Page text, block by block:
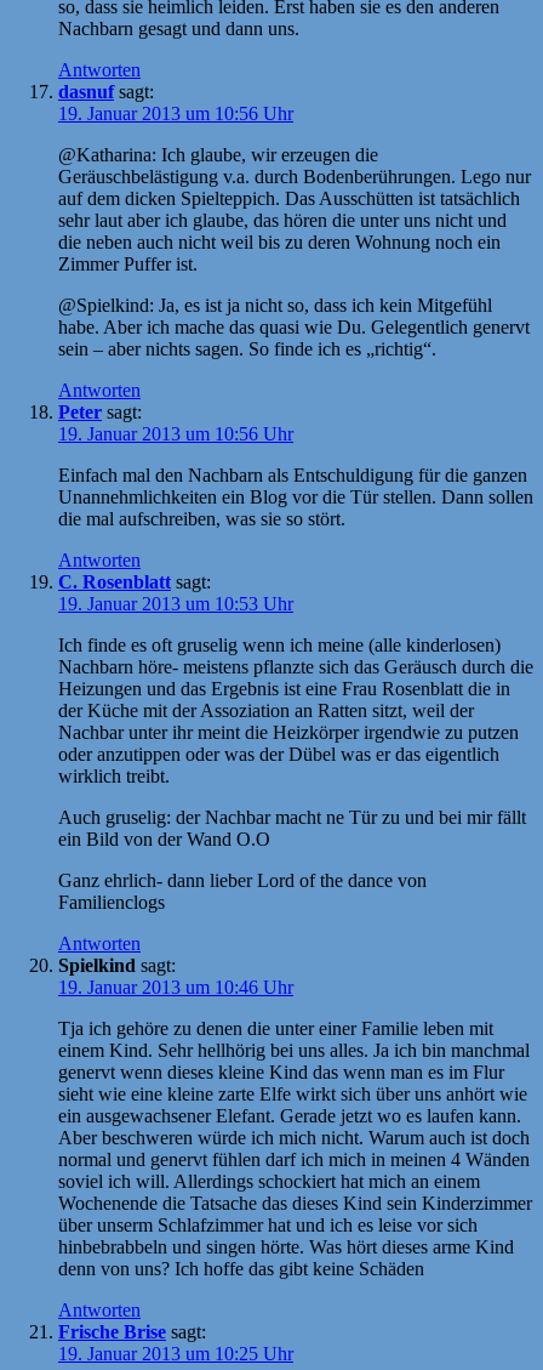
so, dass sie heimlich leiden. Erst haben sie es den anderen
Nachbarn gesagt und dann uns.
Antworten
dasnuf sagt:
19. Januar 2013 um 10:56 Uhr
@Katharina: Ich glaube, wir erzeugen die
Geräuschbelästigung v.a. durch Bodenberührungen. Lego nur
auf dem dicken Spielteppich. Das Ausschütten ist tatsächlich
sehr laut aber ich glaube, das hören die unter uns nicht und
die neben auch nicht weil bis zu deren Wohnung noch ein
Zimmer Puffer ist.
@Spielkind: Ja, es ist ja nicht so, dass ich kein Mitgefühl
habe. Aber ich mache das quasi wie Du. Gelegentlich genervt
sein – aber nichts sagen. So finde ich es „richtig“.
Antworten
Peter sagt:
19. Januar 2013 um 10:56 Uhr
Einfach mal den Nachbarn als Entschuldigung für die ganzen
Unannehmlichkeiten ein Blog vor die Tür stellen. Dann sollen
die mal aufschreiben, was sie so stört.
Antworten
C. Rosenblatt sagt:
19. Januar 2013 um 10:53 Uhr
Ich finde es oft gruselig wenn ich meine (alle kinderlosen)
Nachbarn höre- meistens pflanzte sich das Geräusch durch die
Heizungen und das Ergebnis ist eine Frau Rosenblatt die in
der Küche mit der Assoziation an Ratten sitzt, weil der
Nachbar unter ihr meint die Heizkörper irgendwie zu putzen
oder anzutippen oder was der Dübel was er das eigentlich
wirklich treibt.
Auch gruselig: der Nachbar macht ne Tür zu und bei mir fällt
ein Bild von der Wand O.O
Ganz ehrlich- dann lieber Lord of the dance von
Familienclogs
Antworten
Spielkind sagt:
19. Januar 2013 um 10:46 Uhr
Tja ich gehöre zu denen die unter einer Familie leben mit
einem Kind. Sehr hellhörig bei uns alles. Ja ich bin manchmal
genervt wenn dieses kleine Kind das wenn man es im Flur
sieht wie eine kleine zarte Elfe wirkt sich über uns anhört wie
ein ausgewachsener Elefant. Gerade jetzt wo es laufen kann.
Aber beschweren würde ich mich nicht. Warum auch ist doch
normal und genervt fühlen darf ich mich in meinen 4 Wänden
soviel ich will. Allerdings schockiert hat mich an einem
Wochenende die Tatsache das dieses Kind sein Kinderzimmer
über unserm Schlafzimmer hat und ich es leise vor sich
hinbebrabbeln und singen hörte. Was hört dieses arme Kind
denn von uns? Ich hoffe das gibt keine Schäden
Antworten
Frische Brise sagt:
19. Januar 2013 um 10:25 Uhr